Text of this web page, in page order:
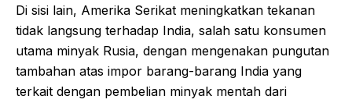
Di sisi lain, Amerika Serikat meningkatkan tekanan
tidak langsung terhadap India, salah satu konsumen
utama minyak Rusia, dengan mengenakan pungutan
tambahan atas impor barang-barang India yang
terkait dengan pembelian minyak mentah dari